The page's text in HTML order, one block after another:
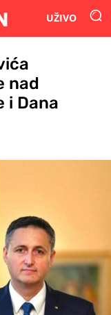
UŽIVO
nad
i Dana